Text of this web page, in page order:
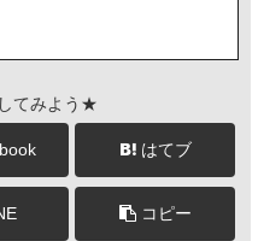
てみよう★
はてブ
コピー